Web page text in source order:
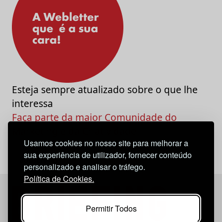
Usamos cookies no nosso site para melhorar a
sua experiência de utilizador, fornecer conteúdo
personalizado e analisar o tráfego.
Política de Cookies.
Permitir Todos
Esteja sempre atualizado sobre o que lhe
interessa
Faça parte da maior Comunidade do